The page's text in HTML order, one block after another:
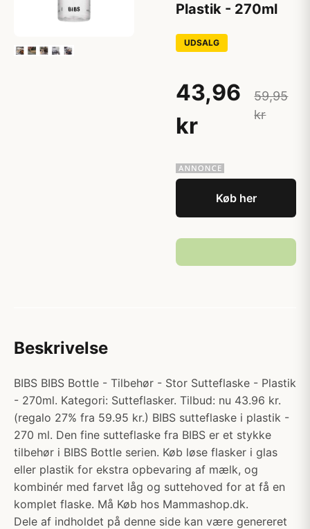
Plastik - 270ml
UDSALG
43,96
kr
59,95
kr
Køb her
Beskrivelse
BIBS BIBS Bottle - Tilbehør - Stor Sutteflaske - Plastik
- 270ml. Kategori: Sutteflasker. Tilbud: nu 43.96 kr.
(regalo 27% fra 59.95 kr.) BIBS sutteflaske i plastik -
270 ml. Den fine sutteflaske fra BIBS er et stykke
tilbehør i BIBS Bottle serien. Køb løse flasker i glas
eller plastik for ekstra opbevaring af mælk, og
kombinér med farvet låg og suttehoved for at få en
komplet flaske. Må Køb hos Mammashop.dk.
Dele af indholdet på denne side kan være genereret